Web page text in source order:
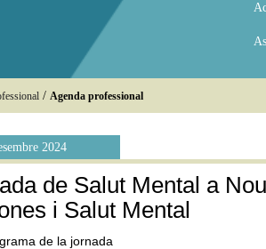
/ Agenda professional
2024
de Salut Mental a Nou
i Salut Mental
de la jornada